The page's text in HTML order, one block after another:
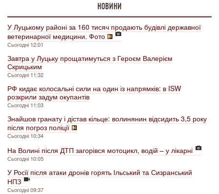
НОВИНИ
У Луцькому районі за 160 тисяч продають будівлі державної
ветеринарної медицини. Фото
Сьогодні 12:01
Завтра у Луцьку прощатимуться з Героєм Валерієм
Скрицьким
Сьогодні 11:32
РФ кидає колосальні сили на один із напрямків: в ISW
розкрили задум окупантів
Сьогодні 11:03
Знайшов гранату і дістав кільце: волинянин відсидить 3,5 року
після погроз поліції
Сьогодні 10:34
На Волині після ДТП загорівся мотоцикл, водій – у лікарні
Сьогодні 10:05
У Росії після атаки дронів горять Ільський та Сизранський
НПЗ
Сьогодні 09:37